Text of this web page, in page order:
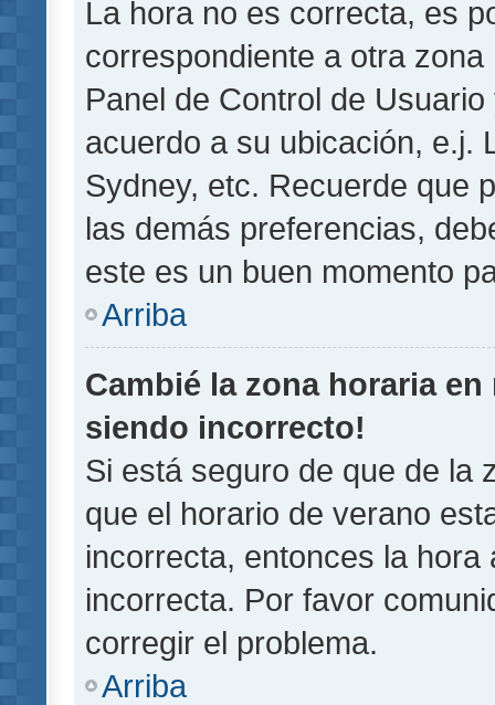
La hora no es correcta, es
correspondiente a otra
Panel de Control de
acuerdo a su ubicación, e.j.
Sydney, etc. Recuerde que
las demás preferencias,
este es un buen momento
Arriba
Cambié la zona horaria
siendo incorrecto!
Si está seguro de que de la
que el horario de verano
incorrecta, entonces la
incorrecta. Por favor
corregir el problema.
Arriba